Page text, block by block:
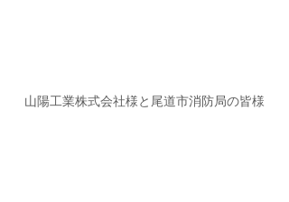
山陽工業株式会社様と尾道市消防局の皆様